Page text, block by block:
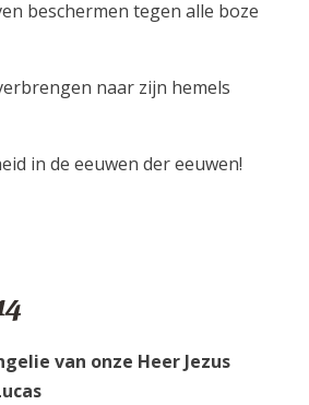
beschermen tegen alle boze
naar zijn hemels
in de eeuwen der eeuwen!
van onze Heer Jezus